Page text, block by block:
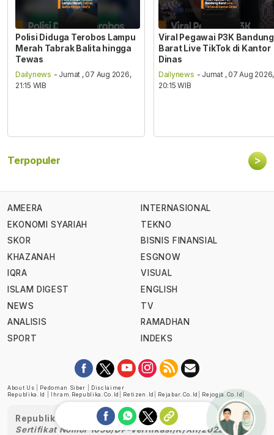
Polisi Diduga Terobos Lampu
Merah Tabrak Balita hingga
Tewas
Dailynews - Jumat , 07 Aug 2026,
21:15 WIB
Viral Pegawai P3K Bandung
Barat Live TikTok di Kantor
Dinas
Dailynews - Jumat , 07 Aug 2026,
20:15 WIB
Terpopuler >
AMEERA
EKONOMI SYARIAH
SKOR
KHAZANAH
IQRA
ISLAM DIGEST
NEWS
ANALISIS
SPORT
INTERNASIONAL
TEKNO
BISNIS FINANSIAL
ESGNOW
VISUAL
ENGLISH
TV
RAMADHAN
INDEKS
About Us Pedoman Siber
Disclaimer
Republika.id
Ihram.republika.co.id Retizen.id Rejabar.co.id Rejogja.co.id
Republika telah diverifikasi oleh Dewan Pers
Sertifikat Nomor 1058/DP-Verifikasi/K/XII/2022